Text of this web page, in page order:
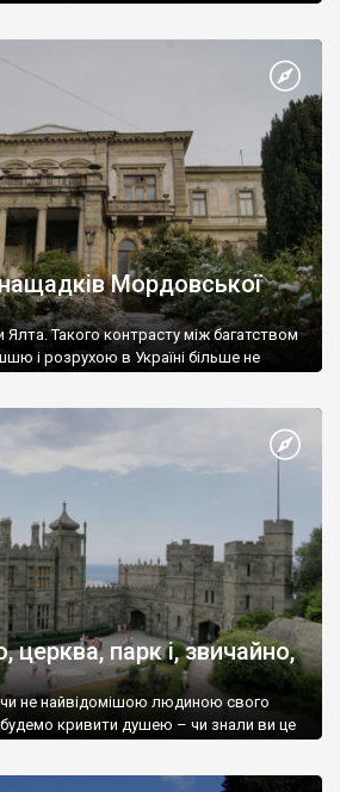
Мордовської
Ялта. Такого контрасту між багатством
і розрухою в Україні більше не
церква, парк і, звичайно,
не найвідомішою людиною свого
будемо кривити душею – чи знали ви це